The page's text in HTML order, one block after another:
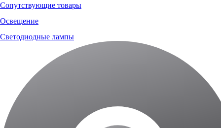
Сопутствующие товары
Освещение
Светодиодные лампы